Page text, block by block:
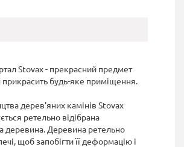
Stovax - прекрасний предмет
прикрасить будь-яке приміщення.
дерев'яних камінів Stovax
ретельно відібрана
деревина. Деревина ретельно
щоб запобігти її деформацію і